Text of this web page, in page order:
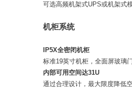
可选高频机架式UPS或机架式
机柜系统
IP5X全密闭机柜
标准19英寸机柜，全面屏玻璃
内部可用空间达31U
通过合理设计，最大限度降低